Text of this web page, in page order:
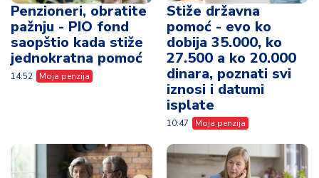
Penzioneri, obratite
pažnju - PIO fond
saopštio kada stiže
jednokratna pomoć
14:52 Moja penzija
Stiže državna
pomoć - evo ko
dobija 35.000, ko
27.500 a ko 20.000
dinara, poznati svi
iznosi i datumi
isplate
10:47 Moja penzija